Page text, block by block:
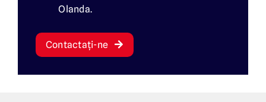
Olanda.
Contactați-ne